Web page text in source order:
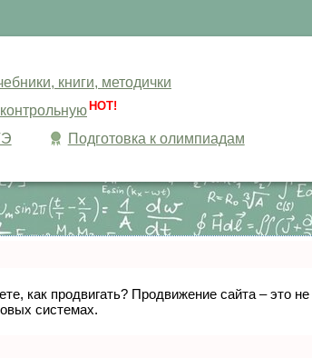
книги, методички
HOT!
Подготовка к олимпиадам
как продвигать? Продвижение сайта – это
системах.